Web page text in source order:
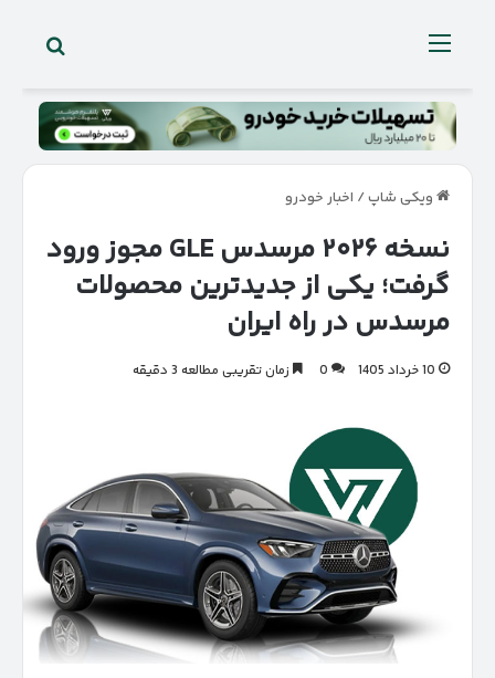
منو
ویکی شاپ/ اخبار خودرو
نسخه ۲۰۲۶ مرسدس GLE مجوز ورود
گرفت؛ یکی از جدیدترین محصولات
مرسدس در راه ایران
10 خرداد 1405 0 زمان تقریبی مطالعه 3 دقیقه